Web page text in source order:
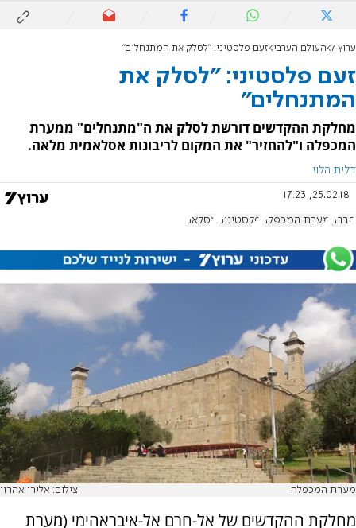
ערוץ 7 העולם הערבי זעם פלסטיני: "לסלק את המתנחלים"
זעם פלסטיני: "לסלק את
המתנחלים"
מחלקת ההקדשים דורשת לסלק את ה"מתנחלים" ממערת
המכפלה ו"להחזיר" את המקום לריבונות אסלאמית מלאה.
דלית הלוי
25.02.18, 17:23
חברון מערת המכפלה פלסטינים אסלאם
מערת המכפלה צילום: אלירן אהרון
מחלקת ההקדשים של אל-חרם אל-איבראהימי (מערת